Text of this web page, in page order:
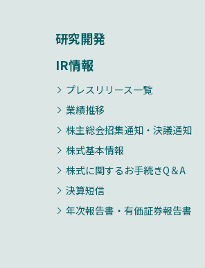
研究開発
IR情報
プレスリリース一覧
業績推移
株主総会招集通知・決議通知
株式基本情報
株式に関するお手続きQ＆A
決算短信
年次報告書・有価証券報告書